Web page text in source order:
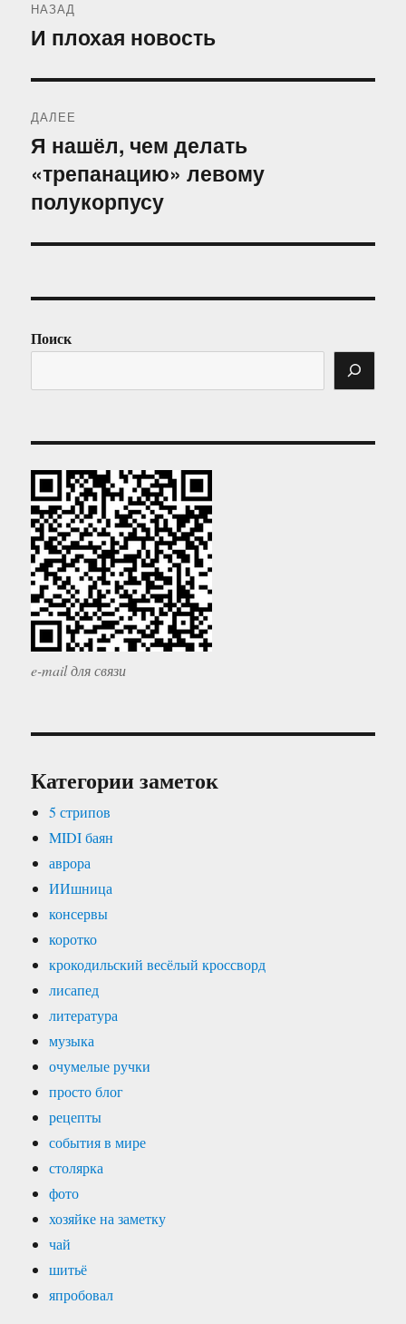
по
НАЗАД
Предыдущая
И плохая новость
ДАЛЕЕ
Следующая
запись:
Я нашёл, чем делать
«трепанацию» левому
полукорпусу
Поиск
e-mail для связи
Категории заметок
5 стрипов
MIDI баян
аврора
ИИшница
консервы
коротко
крокодильский весёлый кроссворд
лисапед
литература
музыка
очумелые ручки
просто блог
рецепты
события в мире
столярка
фото
хозяйке на заметку
чай
шитьё
япробовал